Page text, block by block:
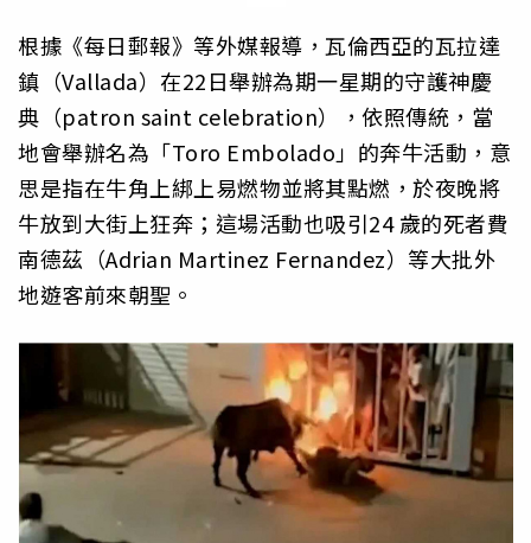
根據《每日郵報》等外媒報導，瓦倫西亞的瓦拉達
鎮（Vallada）在22日舉辦為期一星期的守護神慶
典（patron saint celebration），依照傳統，當
地會舉辦名為「Toro Embolado」的奔牛活動，意
思是指在牛角上綁上易燃物並將其點燃，於夜晚將
牛放到大街上狂奔；這場活動也吸引24 歲的死者費
南德茲（Adrian Martinez Fernandez）等大批外
地遊客前來朝聖。